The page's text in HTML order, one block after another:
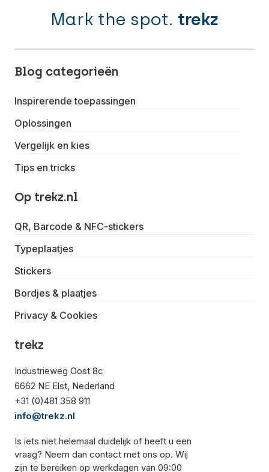
Mark the spot. trekz
Blog categorieën
Inspirerende toepassingen
Oplossingen
Vergelijk en kies
Tips en tricks
Op trekz.nl
QR, Barcode & NFC-stickers
Typeplaatjes
Stickers
Bordjes & plaatjes
Privacy & Cookies
trekz
Industrieweg Oost 8c
6662 NE Elst, Nederland
+31 (0)481 358 911
info@trekz.nl
Is iets niet helemaal duidelijk of heeft u een
vraag? Neem dan contact met ons op. Wij
zijn te bereiken op werkdagen van 09:00